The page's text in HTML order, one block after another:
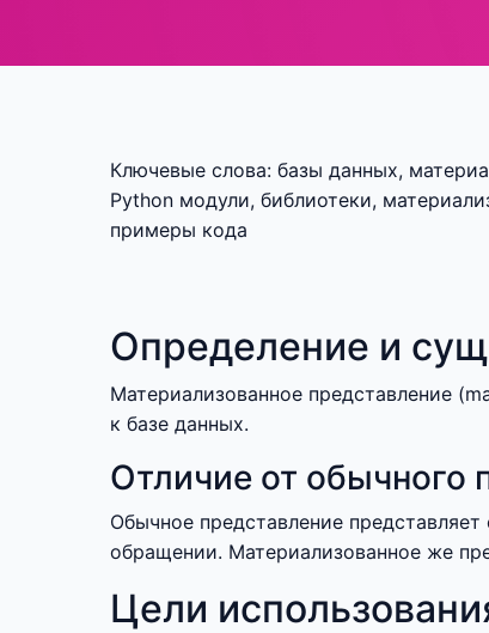
Ключевые слова: базы данных,
Python модули, библиотеки,
примеры кода
Определение и
Материализованное представление
к базе данных.
Отличие от обычного
Обычное представление
обращении. Материализованное же
Цели